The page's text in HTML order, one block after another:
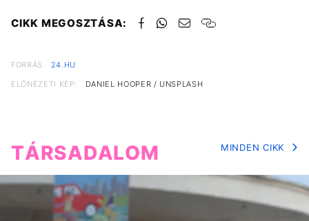
CIKK MEGOSZTÁSA:
FORRÁS
24.HU
ELŐNÉZETI KÉP:
DANIEL HOOPER / UNSPLASH
TÁRSADALOM MINDEN CIKK